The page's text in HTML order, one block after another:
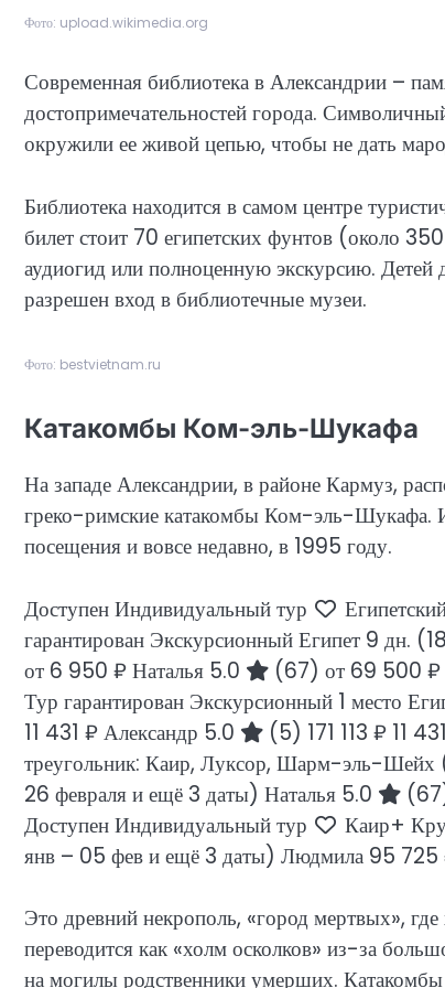
Фото: upload.wikimedia.org
Современная библиотека в Александрии –
достопримечательностей города.
окружили ее живой цепью, чтобы не дать
Библиотека находится в самом центре
билет стоит 70 египетских фунтов (около
аудиогид или полноценную экскурсию. Детей
разрешен вход в библиотечные музеи.
Фото: bestvietnam.ru
Катакомбы Ком-эль-Шукафа
На западе Александрии, в районе Кармуз,
греко-римские катакомбы Ком-эль-Шукафа.
посещения и вовсе недавно, в 1995 году.
Доступен Индивидуальный тур
гарантирован Экскурсионный Египет 9 дн.
от 6 950 ₽Наталья 5.0 (67) от 69 500 ₽
Тур гарантирован Экскурсионный 1 место
11 431 ₽Александр 5.0 (5) 171 113 ₽ 11
треугольник: Каир, Луксор, Шарм-эль-Шейх
26 февраля и ещё 3 даты) Наталья 5.0
Доступен Индивидуальный тур
Каир+
янв – 05 фев и ещё 3 даты) Людмила 95 725
Это древний некрополь, «город мертвых»,
переводится как «холм осколков» из-за
на могилы родственники умерших.